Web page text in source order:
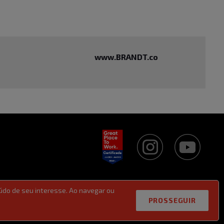
www.BRANDT.co
de seu interesse. Ao navegar ou
PROSSEGUIR